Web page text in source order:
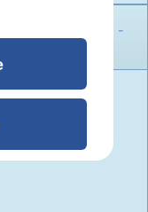
Aoï¿½t 2026 -